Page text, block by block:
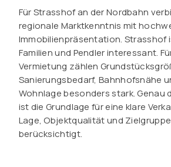
Für Strasshof an der Nordbahn
regionale Marktkenntnis mit
Immobilienpräsentation. Strasshof
Familien und Pendler interessant.
Vermietung zählen
Sanierungsbedarf, Bahnhofsnähe
Wohnlage besonders stark. Genau
ist die Grundlage für eine klare
Lage, Objektqualität und
berücksichtigt.